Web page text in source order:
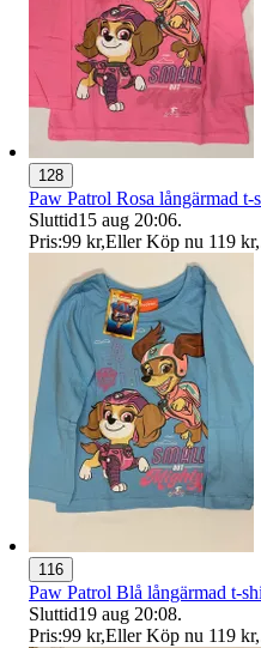
128
Paw Patrol Rosa långärmad
Sluttid15 aug 20:06.
Pris:99 kr,Eller Köp nu 119 kr,
116
Paw Patrol Blå långärmad t-
Sluttid19 aug 20:08.
Pris:99 kr,Eller Köp nu 119 kr,